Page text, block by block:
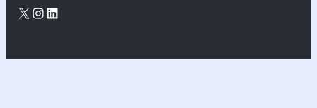
X Instagram
LinkedIn